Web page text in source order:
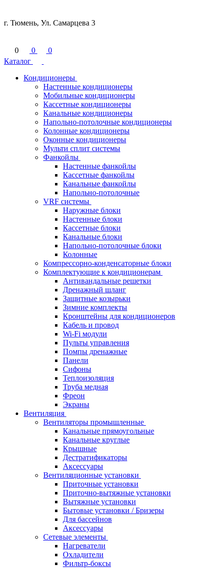
г. Тюмень, Ул. Самарцева 3
0 0
0
Каталог
Кондиционеры
Настенные кондиционеры
Мобильные кондиционеры
Кассетные кондиционеры
Канальные кондиционеры
Напольно-потолочные кондиционеры
Колонные кондиционеры
Оконные кондиционеры
Мульти сплит системы
Фанкойлы
Настенные фанкойлы
Кассетные фанкойлы
Канальные фанкойлы
Напольно-потолочные
VRF системы
Наружные блоки
Настенные блоки
Кассетные блоки
Канальные блоки
Напольно-потолочные блоки
Колонные
Компрессорно-конденсаторные блоки
Комплектующие к кондиционерам
Антивандальные решетки
Дренажный шланг
Защитные козырьки
Зимние комплекты
Кронштейны для кондиционеров
Кабель и провод
Wi-Fi модули
Пульты управления
Помпы дренажные
Панели
Сифоны
Теплоизоляция
Труба медная
Фреон
Экраны
Вентиляция
Вентиляторы промышленные
Канальные прямоугольные
Канальные круглые
Крышные
Дестратификаторы
Аксессуары
Вентиляционные установки
Приточные установки
Приточно-вытяжные установки
Вытяжные установки
Бытовые установки / Бризеры
Для бассейнов
Аксессуары
Сетевые элементы
Нагреватели
Охладители
Фильтр-боксы